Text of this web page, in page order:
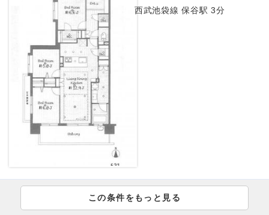
西武池袋線 保谷駅 3分
この条件をもっと見る